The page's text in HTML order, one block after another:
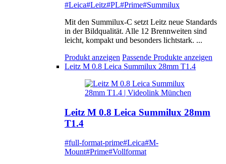
#Leica#Leitz#PL#Prime#Summilux
Mit den Summilux-C setzt Leitz neue Standards
in der Bildqualität. Alle 12 Brennweiten sind
leicht, kompakt und besonders lichtstark. ...
Produkt anzeigen Passende Produkte anzeigen
Leitz M 0.8 Leica Summilux 28mm T1.4
Leitz M 0.8 Leica Summilux 28mm
T1.4
#full-format-prime#Leica#M-
Mount#Prime#Vollformat